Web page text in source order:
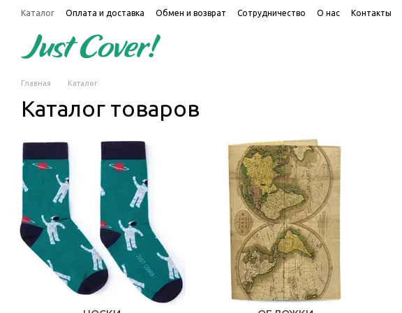
Перейти к основному контенту
Каталог Оплата и доставка Обмен и возврат Сотрудничество О нас Контакты
Главная Каталог
Каталог товаров